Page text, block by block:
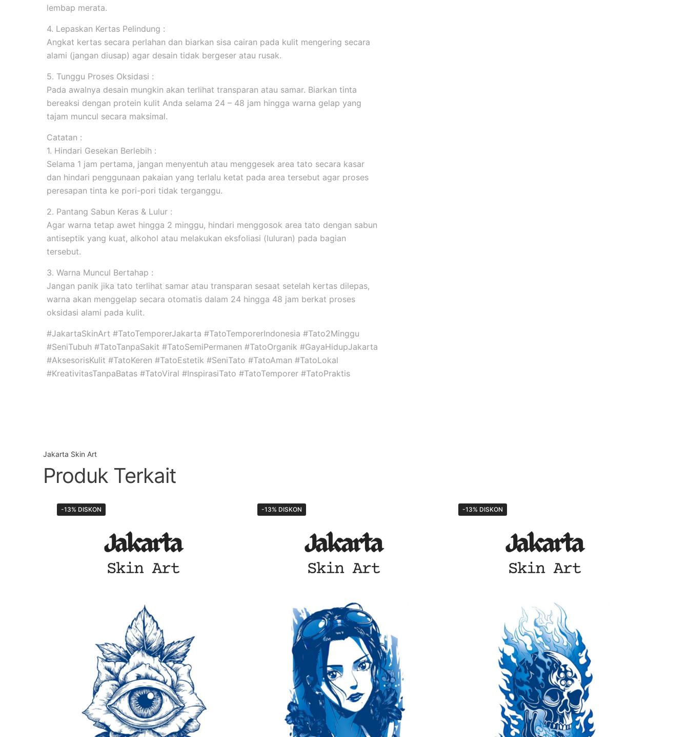
lembap merata.
4. Lepaskan Kertas Pelindung :
Angkat kertas secara perlahan dan biarkan sisa cairan pada kulit mengering secara
alami (jangan diusap) agar desain tidak bergeser atau rusak.
5. Tunggu Proses Oksidasi :
Pada awalnya desain mungkin akan terlihat transparan atau samar. Biarkan tinta
bereaksi dengan protein kulit Anda selama 24 – 48 jam hingga warna gelap yang
tajam muncul secara maksimal.
Catatan :
1. Hindari Gesekan Berlebih :
Selama 1 jam pertama, jangan menyentuh atau menggesek area tato secara kasar
dan hindari penggunaan pakaian yang terlalu ketat pada area tersebut agar proses
peresapan tinta ke pori-pori tidak terganggu.
2. Pantang Sabun Keras & Lulur :
Agar warna tetap awet hingga 2 minggu, hindari menggosok area tato dengan sabun
antiseptik yang kuat, alkohol atau melakukan eksfoliasi (luluran) pada bagian
tersebut.
3. Warna Muncul Bertahap :
Jangan panik jika tato terlihat samar atau transparan sesaat setelah kertas dilepas,
warna akan menggelap secara otomatis dalam 24 hingga 48 jam berkat proses
oksidasi alami pada kulit.
#JakartaSkinArt #TatoTemporerJakarta #TatoTemporerIndonesia #Tato2Minggu
#SeniTubuh #TatoTanpaSakit #TatoSemiPermanen #TatoOrganik #GayaHidupJakarta
#AksesorisKulit #TatoKeren #TatoEstetik #SeniTato #TatoAman #TatoLokal
#KreativitasTanpaBatas #TatoViral #InspirasiTato #TatoTemporer #TatoPraktis
Jakarta Skin Art
Produk Terkait
-13% DISKON -13% DISKON -13% DISKON